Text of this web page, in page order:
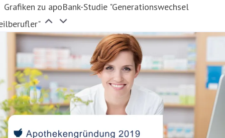
Grafiken zu apoBank-Studie "Generationswechsel